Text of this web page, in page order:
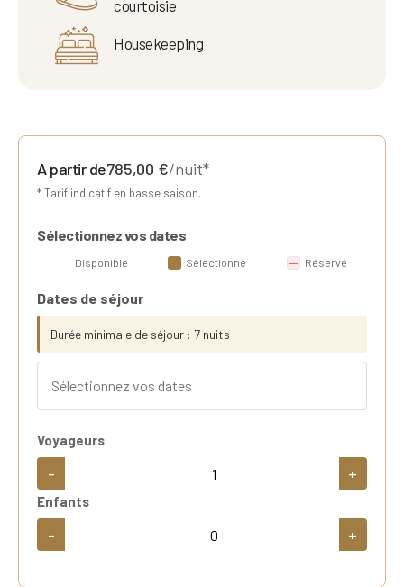
courtoisie
Housekeeping
A partir de785,00 €/nuit*
* Tarif indicatif en basse saison.
Sélectionnez vos dates
Disponible Sélectionné Réservé
Dates de séjour
Durée minimale de séjour : 7 nuits
Voyageurs
- +
Enfants
- +